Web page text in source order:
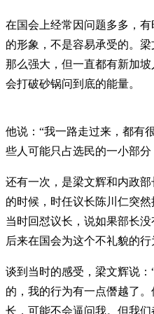
在国会上经常因问题多多，
的形象，不是容易承受的。
那么强大，但一直都有新加
会打破砂锅问到底的能量。
他说：“我一路走过来，都有
些人可能只占选民的一小部
还有一次，是梁文辉和内政
的时候，时任议长陈川仁突
当时回怼议长，说如果部长
后来在国会为这个不礼貌的行
谈到当时的感受，梁文辉说
的，我的行为有一点僭越了
长，可能不会逼问我。但我